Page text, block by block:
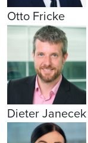
Otto Fricke
Dieter Janecek